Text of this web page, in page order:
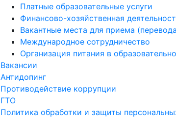
Платные образовательные услуги
Финансово-хозяйственная
Вакантные места для приема
Международное сотрудничество
Организация питания в
Вакансии
Антидопинг
Противодействие коррупции
ГТО
Политика обработки и защиты